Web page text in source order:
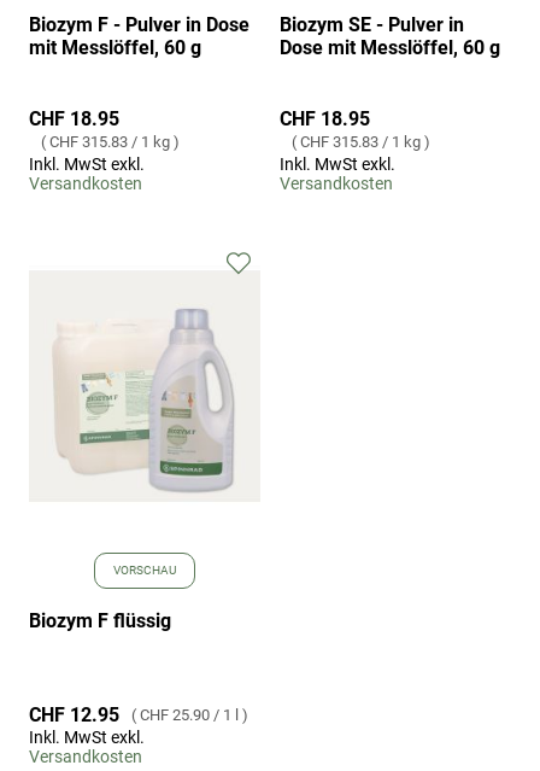
Biozym F - Pulver in Dose
mit Messlöffel, 60 g
CHF 18.95
CHF 315.83 / 1 kg
Inkl. MwSt exkl.
Versandkosten
Biozym SE - Pulver in
Dose mit Messlöffel, 60 g
CHF 18.95
CHF 315.83 / 1 kg
Inkl. MwSt exkl.
Versandkosten
VORSCHAU
Biozym F flüssig
CHF 12.95 CHF 25.90 / 1 l
Inkl. MwSt exkl.
Versandkosten
Zur